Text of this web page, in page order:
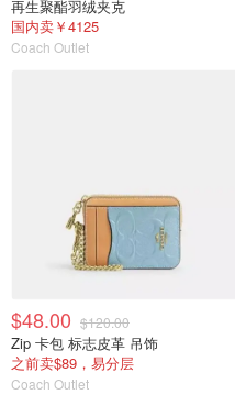
再生聚酯羽绒夹克
国内卖￥4125
Coach Outlet
$48.00 $120.00
Zip 卡包 标志皮革 吊饰
之前卖$89，易分层
Coach Outlet